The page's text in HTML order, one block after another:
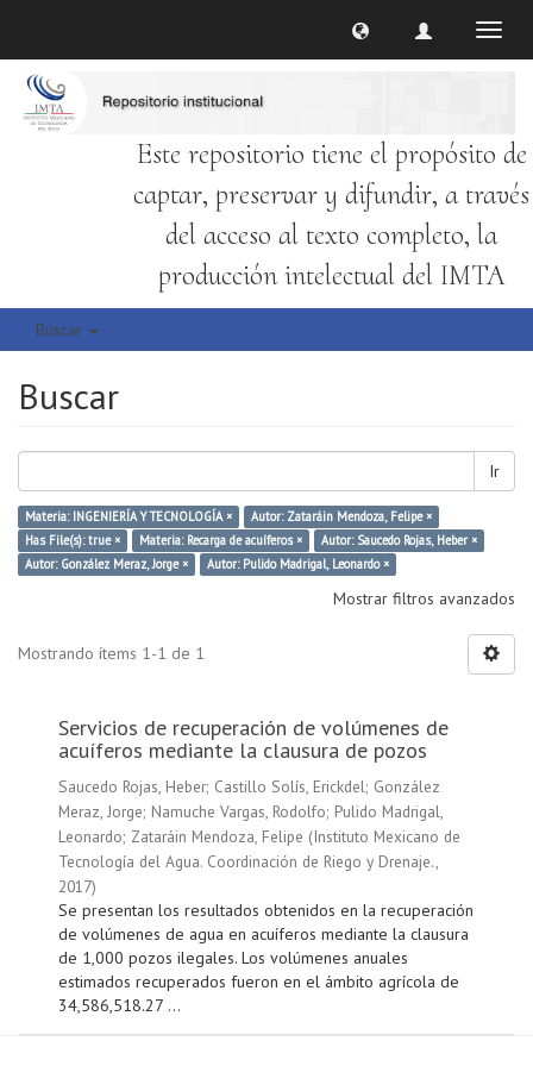
Este repositorio tiene el propósito de
captar, preservar y difundir, a través
del acceso al texto completo, la
producción intelectual del IMTA
Buscar
Buscar
Ir
Materia: INGENIERÍA Y TECNOLOGÍA ×
Autor: Zataráin Mendoza, Felipe ×
Has File(s): true ×
Materia: Recarga de acuíferos ×
Autor: Saucedo Rojas, Heber ×
Autor: González Meraz, Jorge ×
Autor: Pulido Madrigal, Leonardo ×
Mostrar filtros avanzados
Mostrando ítems 1-1 de 1
Servicios de recuperación de volúmenes de
acuíferos mediante la clausura de pozos
Saucedo Rojas, Heber; Castillo Solís, Erickdel; González
Meraz, Jorge; Namuche Vargas, Rodolfo; Pulido Madrigal,
Leonardo; Zataráin Mendoza, Felipe (Instituto Mexicano de
Tecnología del Agua. Coordinación de Riego y Drenaje.,
2017)
Se presentan los resultados obtenidos en la recuperación
de volúmenes de agua en acuíferos mediante la clausura
de 1,000 pozos ilegales. Los volúmenes anuales
estimados recuperados fueron en el ámbito agrícola de
34,586,518.27 ...